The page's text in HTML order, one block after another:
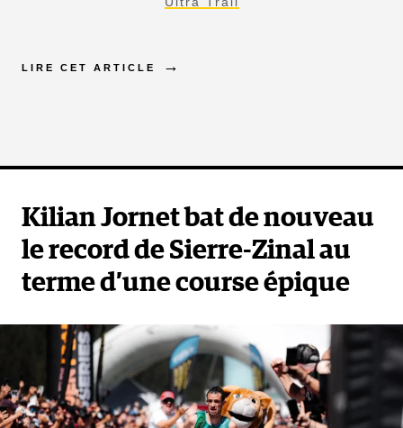
LIRE CET ARTICLE
Kilian Jornet bat de nouveau
le record de Sierre-Zinal au
terme d’une course épique